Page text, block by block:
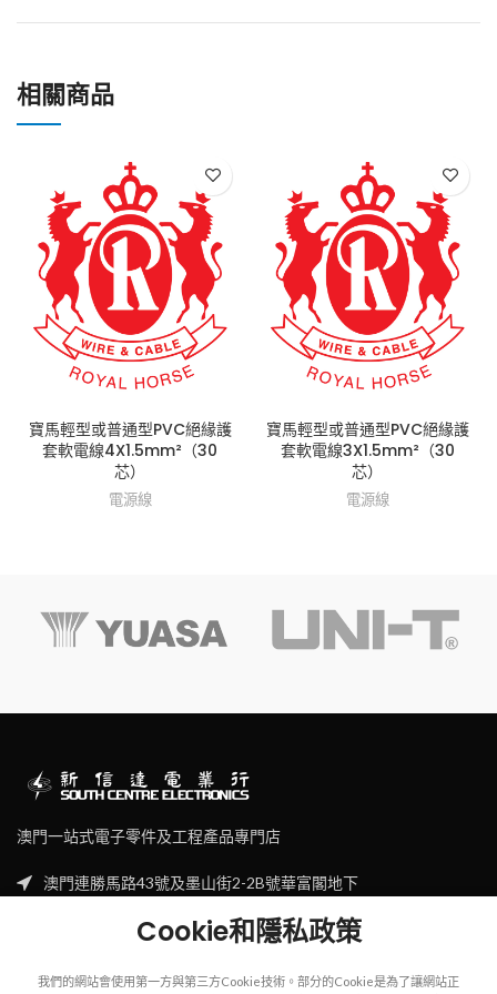
相關商品
寶馬輕型或普通型PVC絕緣護
套軟電線4X1.5mm²（30
芯）
電源線
寶馬輕型或普通型PVC絕緣護
套軟電線3X1.5mm²（30
芯）
電源線
澳門一站式電子零件及工程產品專門店
澳門連勝馬路43號及墨山街2-2B號華富閣地下
Email: sales@scecl.comCookie和隱私政策
我們的網站會使用第一方與第三方Cookie技術。部分的Cookie是為了讓網站正